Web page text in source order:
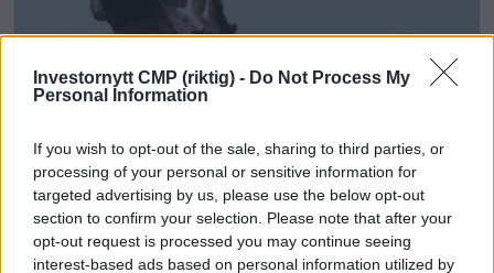
Investornytt CMP (riktig) - Do Not Process My
Personal Information
If you wish to opt-out of the sale, sharing to third parties, or
processing of your personal or sensitive information for
targeted advertising by us, please use the below opt-out
section to confirm your selection. Please note that after your
opt-out request is processed you may continue seeing
interest-based ads based on personal information utilized by
USA: Hormuz-avtale kan
ventes snart